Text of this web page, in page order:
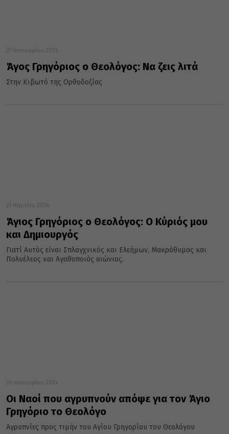
27 Ιανουαρίου 2025
Άγος Γρηγόριος ο Θεολόγος: Να ζεις λιτά
Στην Κιβωτό της Ορθοδοξίας
21 Μαρτίου 2024
Άγιος Γρηγόριος ο Θεολόγος: Ο Κύριός μου
και Δημιουργός
Γιατί Αυτός είναι Σπλαγχνικός και Ελεήμων, Μακρόθυμος και
Πολυέλεος και Αγαθοποιός αιώνιος.
24 Ιανουαρίου 2024
Οι Ναοί που αγρυπνούν απόψε για τον Άγιο
Γρηγόριο το Θεολόγο
Αγρυπνίες προς τιμήν του Αγίου Γρηγορίου του Θεολόγου